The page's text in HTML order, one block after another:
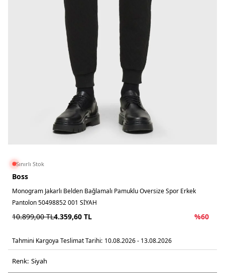
Sınırlı Stok
Boss
Monogram Jakarlı Belden Bağlamalı Pamuklu Oversize Spor Erkek
Pantolon 50498852 001 SİYAH
10.899,00TL4.359,60 TL %60
Tahmini Kargoya Teslimat Tarihi: 10.08.2026 - 13.08.2026
Renk: si̇yah